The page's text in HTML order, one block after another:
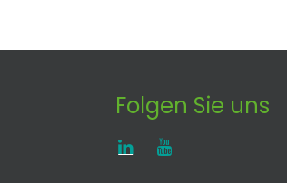
Folgen Sie uns